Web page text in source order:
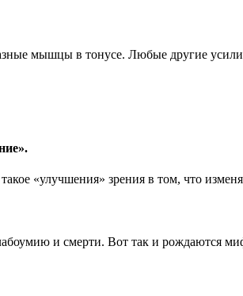
мышцы в тонусе. Любые другие
«улучшения» зрения в том, что
и смерти. Вот так и рождаются